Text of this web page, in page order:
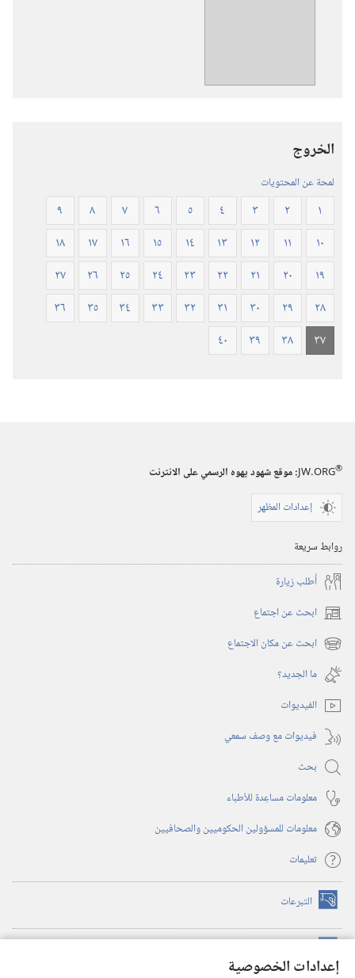
إعدادات الخصوصية
٢٠١٩)‏
الخروج
لمحة عن المحتويات
١ ٢ ٣ ٤ ٥ ٦ ٧ ٨
٩
١٠
١١ ١٢ ١٣ ١٤ ١٥ ١٦ ١٧
١٨
١٩
٢٠ ٢١ ٢٢ ٢٣ ٢٤ ٢٥ ٢٦
٢٧
٢٨
٢٩ ٣٠ ٣١ ٣٢ ٣٣ ٣٤ ٣٥
٣٦
٣٧
٣٨ ٣٩ ٤٠
JW.ORG®
:‏ موقع شهود يهوه الرسمي على الانترنت
إعدادات المظهر
روابط سريعة
أُطلب زيارة
ابحث عن اجتماع (يفتح
نافذة ابحث عن مكان الاجتماع (يفتح
نافذة
جديدة)
ما الجديد؟‏
الفيديوات
فيديوات مع وصف سمعي
بحث
معلومات مساعِدة للأطباء
معلومات للمسؤولين الحكوميين والصحافيين
تعليمات
التبرعات (يفتح
نافذة
(يفتح